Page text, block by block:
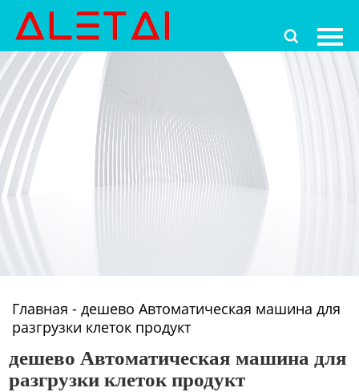

Главная
Продукция
Новости
О Hас
Контакты
Главная - дешево Автоматическая машина для
разгрузки клеток продукт
дешево Автоматическая машина для
разгрузки клеток продукт